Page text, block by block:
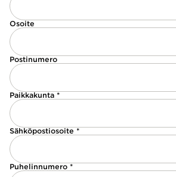
Osoite
Postinumero
Paikkakunta *
Sähköpostiosoite *
Puhelinnumero *